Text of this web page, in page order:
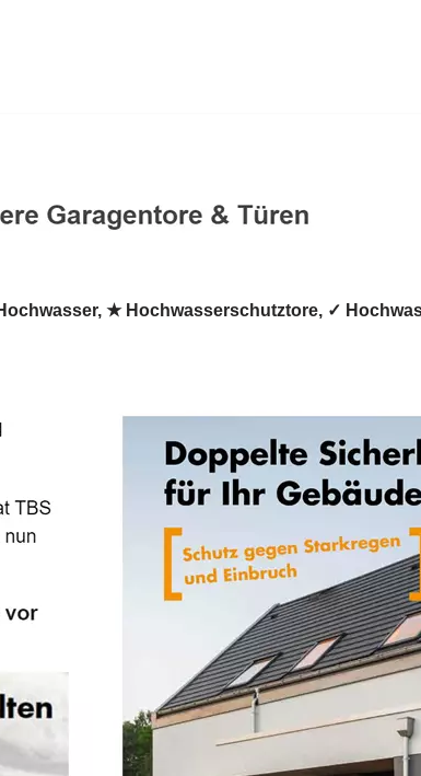
★ Hochwasserschutztore, ✓